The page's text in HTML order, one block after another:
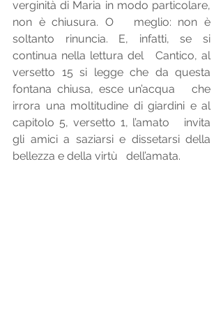
verginità di Maria in modo particolare,
non è chiusura. O   meglio: non è
soltanto rinuncia. E, infatti, se si
continua nella lettura del   Cantico, al
versetto 15 si legge che da questa
fontana chiusa, esce un’acqua   che
irrora una moltitudine di giardini e al
capitolo 5, versetto 1, l’amato   invita
gli amici a saziarsi e dissetarsi della
bellezza e della virtù   dell’amata.